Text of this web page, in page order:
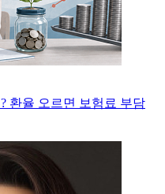
환율 오르면 보험료 부담